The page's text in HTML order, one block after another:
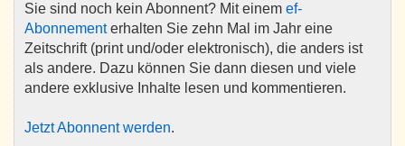
Sie sind noch kein Abonnent? Mit einem ef-
Abonnementerhalten Sie zehn Mal im Jahr eine
Zeitschrift (print und/oder elektronisch), die anders ist
als andere. Dazu können Sie dann diesen und viele
andere exklusive Inhalte lesen und kommentieren.
Jetzt Abonnent werden.